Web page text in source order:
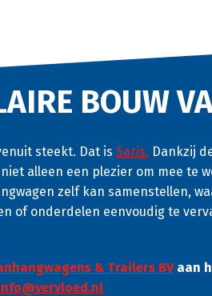
BOUW
steekt. Dat is Saris. Dankzij
alleen een plezier om mee te
zelf kan samenstellen,
of onderdelen eenvoudig te
& Trailers BVaan